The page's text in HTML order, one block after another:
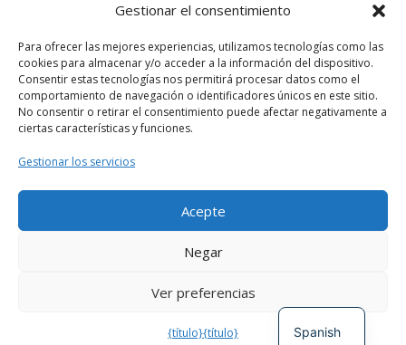
Gestionar el consentimiento
Para ofrecer las mejores experiencias, utilizamos tecnologías como las
cookies para almacenar y/o acceder a la información del dispositivo.
Consentir estas tecnologías nos permitirá procesar datos como el
comportamiento de navegación o identificadores únicos en este sitio.
No consentir o retirar el consentimiento puede afectar negativamente a
ciertas características y funciones.
Gestionar los servicios
Acepte
Negar
Ver preferencias
{título}{título}
para más
información.
El Círculo Digital
Spanish